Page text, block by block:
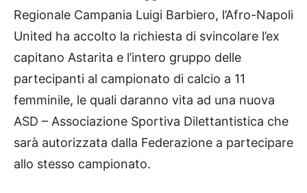
Regionale Campania Luigi Barbiero, l’Afro-Napoli
United ha accolto la richiesta di svincolare l’ex
capitano Astarita e l’intero gruppo delle
partecipanti al campionato di calcio a 11
femminile, le quali daranno vita ad una nuova
ASD – Associazione Sportiva Dilettantistica che
sarà autorizzata dalla Federazione a partecipare
allo stesso campionato.